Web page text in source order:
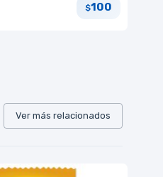
$100
Ver más relacionados